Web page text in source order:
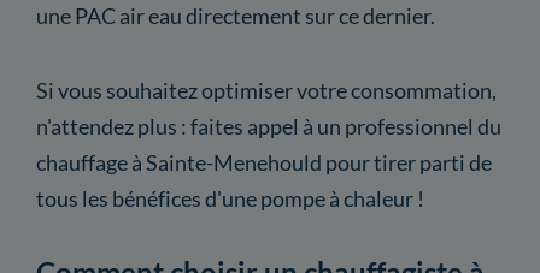
une PAC air eau directement sur ce dernier.
Si vous souhaitez optimiser votre consommation,
n'attendez plus : faites appel à un professionnel du
chauffage à Sainte-Menehould pour tirer parti de
tous les bénéfices d'une pompe à chaleur !